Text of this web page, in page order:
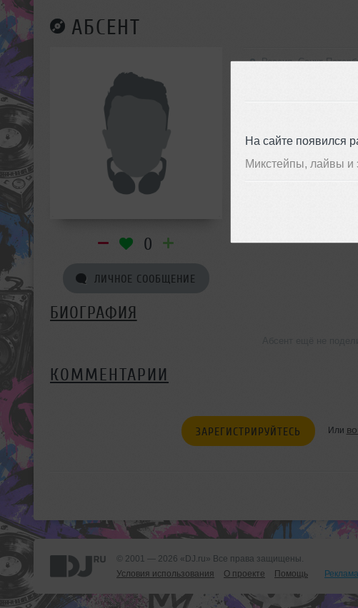
На сайте появился
Микстейпы, лайвы и
АБСЕНТ
0
ЛИЧНОЕ СООБЩЕНИЕ
Россия, Санкт-
БИОГРАФИЯ
КОММЕНТАРИИ
ЗАРЕГИСТРИРУЙТЕСЬ Или
© 2001 — 2026 «DJ.ru» Все права защищены.
Условия использования
О проекте Помощь